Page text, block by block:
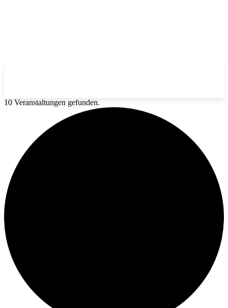
10 Veranstaltungen gefunden.